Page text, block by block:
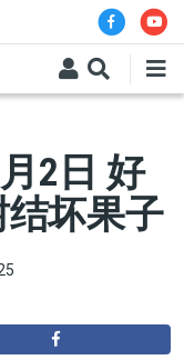
2日 好
坏果子